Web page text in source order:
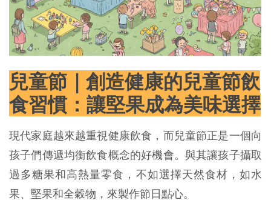
兒童節｜創造健康的兒童節飲
食習慣：讓堅果成為美味選擇
現代家庭越來越重視健康飲食，而兒童節正是一個向
孩子們傳遞均衡飲食概念的好機會。與其讓孩子攝取
過多糖果和高熱量零食，不如選擇天然食材，如水
果、堅果和全穀物，來製作節日點心。